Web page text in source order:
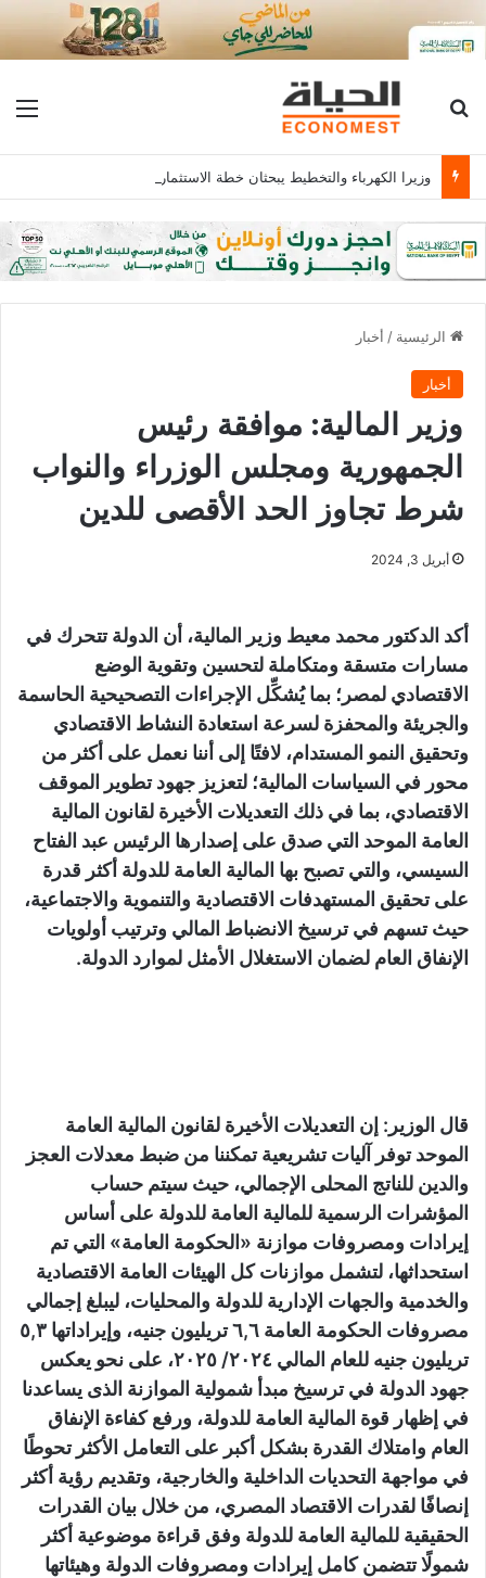
بحث عن
الرئيسية / أخبار
أخبار
وزير المالية: موافقة رئيس
الجمهورية ومجلس الوزراء والنواب
شرط تجاوز الحد الأقصى للدين
أبريل 3, 2024
أكد الدكتور محمد معيط وزير المالية، أن الدولة تتحرك في
مسارات متسقة ومتكاملة لتحسين وتقوية الوضع
الاقتصادي لمصر؛ بما يُشكِّل الإجراءات التصحيحية الحاسمة
والجريئة والمحفزة لسرعة استعادة النشاط الاقتصادي
وتحقيق النمو المستدام، لافتًا إلى أننا نعمل على أكثر من
محور في السياسات المالية؛ لتعزيز جهود تطوير الموقف
الاقتصادي، بما في ذلك التعديلات الأخيرة لقانون المالية
العامة الموحد التي صدق على إصدارها الرئيس عبد الفتاح
السيسي، والتي تصبح بها المالية العامة للدولة أكثر قدرة
على تحقيق المستهدفات الاقتصادية والتنموية والاجتماعية،
حيث تسهم في ترسيخ الانضباط المالي وترتيب أولويات
الإنفاق العام لضمان الاستغلال الأمثل لموارد الدولة.
قال الوزير: إن التعديلات الأخيرة لقانون المالية العامة
الموحد توفر آليات تشريعية تمكننا من ضبط معدلات العجز
والدين للناتج المحلى الإجمالي، حيث سيتم حساب
المؤشرات الرسمية للمالية العامة للدولة على أساس
إيرادات ومصروفات موازنة «الحكومة العامة» التي تم
استحداثها، لتشمل موازنات كل الهيئات العامة الاقتصادية
والخدمية والجهات الإدارية للدولة والمحليات، ليبلغ إجمالي
مصروفات الحكومة العامة ٦,٦ تريليون جنيه، وإيراداتها ٥,٣
تريليون جنيه للعام المالي ٢٠٢٤/ ٢٠٢٥، على نحو يعكس
جهود الدولة في ترسيخ مبدأ شمولية الموازنة الذى يساعدنا
في إظهار قوة المالية العامة للدولة، ورفع كفاءة الإنفاق
العام وامتلاك القدرة بشكل أكبر على التعامل الأكثر تحوطًا
في مواجهة التحديات الداخلية والخارجية، وتقديم رؤية أكثر
إنصافًا لقدرات الاقتصاد المصري، من خلال بيان القدرات
الحقيقية للمالية العامة للدولة وفق قراءة موضوعية أكثر
شمولًا تتضمن كامل إيرادات ومصروفات الدولة وهيئاتها